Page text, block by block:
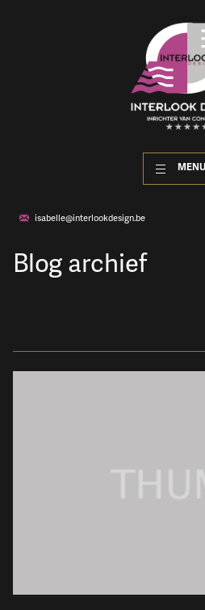
MENU
isabelle@interlookdesign.be
Blog archief